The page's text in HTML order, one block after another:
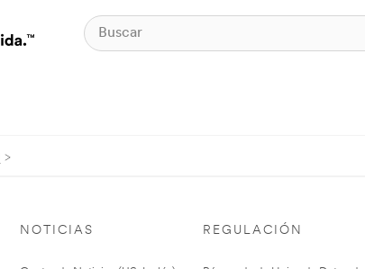
NOTICIAS REGULACIÓN